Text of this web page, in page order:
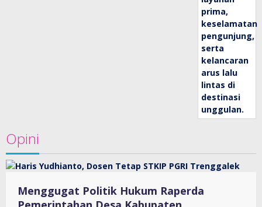
Opini
Menggugat Politik Hukum Raperda